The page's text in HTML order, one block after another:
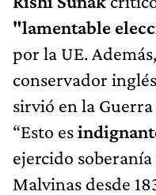
"lamentable
por la UE.
conservador inglés
sirvió en la
“Esto es
ejercido
Malvinas desde